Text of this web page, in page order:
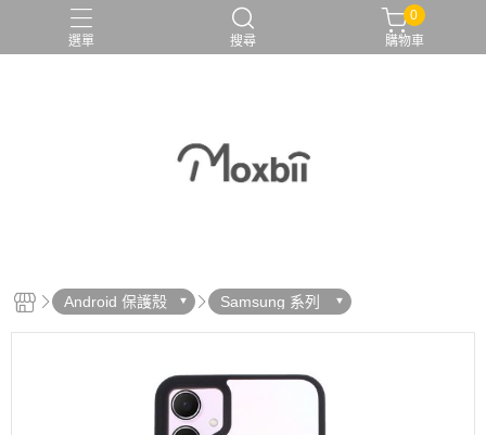
選單 搜尋
0
購物車
Android 保護殼 Samsung 系列